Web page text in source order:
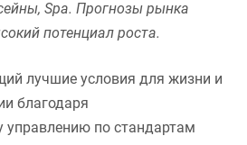
Spa. Прогнозы рынка
потенциал роста.
лучшие условия для жизни и
благодаря
управлению по стандартам